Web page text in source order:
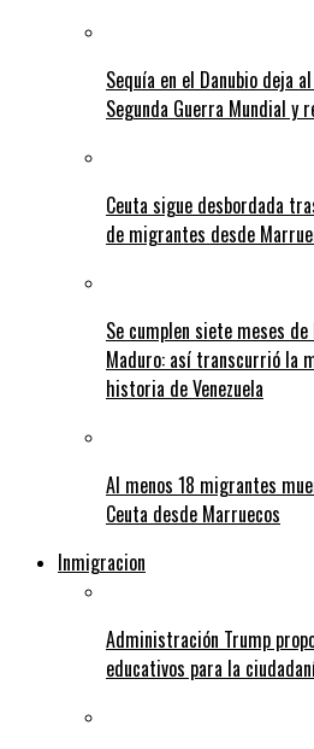
Sequía en el Danubio deja
Segunda Guerra Mundial y
Ceuta sigue desbordada
de migrantes desde
Se cumplen siete meses
Maduro: así transcurrió la
historia de Venezuela
Al menos 18 migrantes
Ceuta desde Marruecos
Inmigracion
Administración Trump
educativos para la